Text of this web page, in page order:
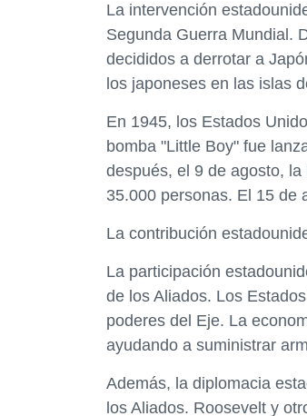
La intervención
Segunda Guerra Mundial.
decididos a derrotar a
los japoneses en las islas
En 1945, los Estados
bomba "Little Boy" fue
después, el 9 de agosto,
35.000 personas. El 15 de
La contribución
La participación
de los Aliados. Los
poderes del Eje. La
ayudando a suministrar
Además, la diplomacia
los Aliados. Roosevelt y